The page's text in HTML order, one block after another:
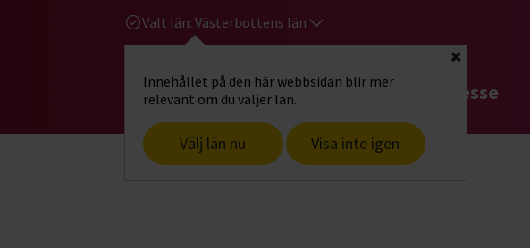
Valt län: Västerbottens län
Innehållet på den här webbsidan blir mer
relevant om du väljer län.
Välj län nu Visa inte igen
Stäng
Gå till studiefrämjandets startsidaHitta intresse